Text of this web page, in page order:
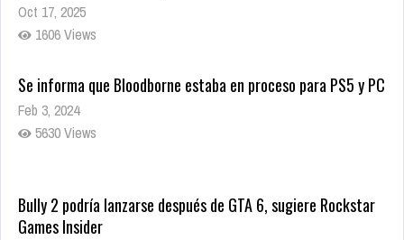
Oct 17, 2025
1606 Views
Se informa que Bloodborne estaba en proceso para PS5 y PC
Feb 3, 2024
5630 Views
Bully 2 podría lanzarse después de GTA 6, sugiere Rockstar
Games Insider